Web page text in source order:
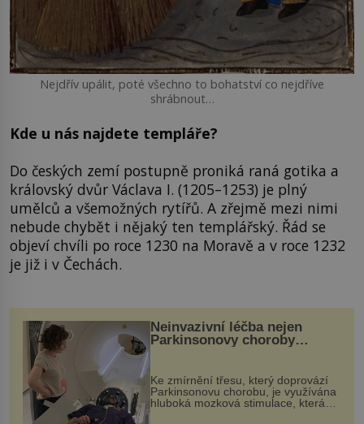
Nejdřív upálit, poté všechno to bohatství co nejdříve
shrábnout…
Kde u nás najdete templáře?
Do českých zemí postupně proniká raná gotika a
královský dvůr Václava I. (1205–1253) je plný
umělců a všemožných rytířů. A zřejmě mezi nimi
nebude chybět i nějaký ten templářský. Řád se
objeví chvíli po roce 1230 na Moravě a v roce 1232
je již i v Čechách.
Neinvazivní léčba nejen
Parkinsonovy choroby
Ke zmírnění třesu, který doprovází
Parkinsonovu chorobu, je využívána
hluboká mozková stimulace, která
však vyžaduje vysoce invazivní